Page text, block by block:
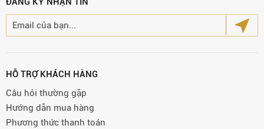
HỖ TRỢ KHÁCH HÀNG
Câu hỏi thường gặp
Hướng dẫn mua hàng
Phương thức thanh toán